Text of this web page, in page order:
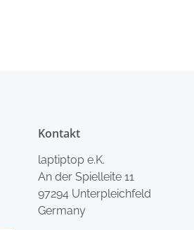
Kontakt
laptiptop e.K.
An der Spielleite 11
97294 Unterpleichfeld
Germany